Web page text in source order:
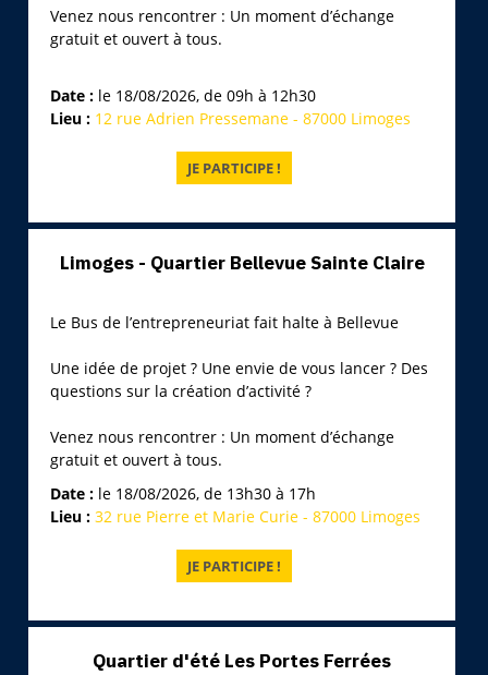
Venez nous rencontrer : Un moment d’échange
gratuit et ouvert à tous.
Date : le 18/08/2026, de 09h à 12h30
Lieu : 12 rue Adrien Pressemane - 87000 Limoges
Limoges - Quartier Bellevue Sainte Claire
Le Bus de l’entrepreneuriat fait halte à Bellevue
Une idée de projet ? Une envie de vous lancer ? Des
questions sur la création d’activité ?
Venez nous rencontrer : Un moment d’échange
gratuit et ouvert à tous.
Date : le 18/08/2026, de 13h30 à 17h
Lieu : 32 rue Pierre et Marie Curie - 87000 Limoges
Quartier d'été Les Portes Ferrées